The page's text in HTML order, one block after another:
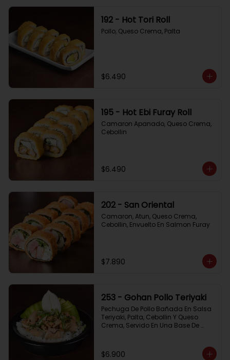
192 - Hot Tori Roll
Pollo, Queso Crema, Palta
$6.490
195 - Hot Ebi Furay Roll
Camaron Apanado, Queso Crema,
Cebollin
$6.490
202 - San Oriental
Camaron, Atun, Queso Crema,
Cebollin, Envuelto En Salmon Furay
$7.890
253 - Gohan Pollo Teriyaki
Pechuga De Pollo Bañada En Salsa
Teriyaki, Palta, Cebollin Y Queso
Crema, Servido En Una Base De
$6.900